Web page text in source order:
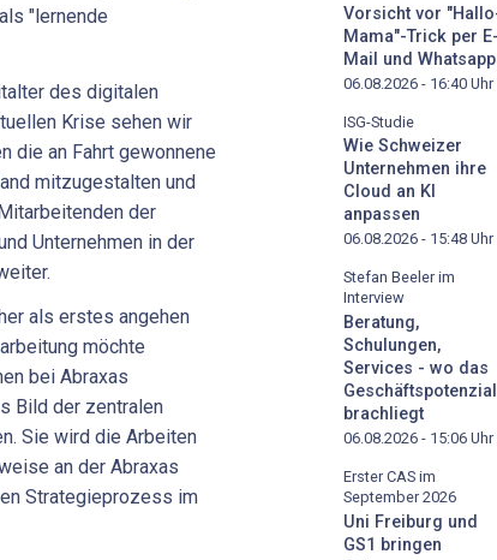
"lernende
des digitalen
Krise sehen wir
die an Fahrt gewonnene
mitzugestalten und
der
Unternehmen in der
als erstes angehen
möchte
bei Abraxas
Bild der zentralen
Sie wird die Arbeiten
an der Abraxas
Strategieprozess im
Vorsicht vor
Mama"-Trick per E-
Mail und Whatsapp
06.08.2026 - 16:40 Uhr
ISG-Studie
Wie Schweizer
Unternehmen ihre
Cloud an KI
anpassen
06.08.2026 - 15:48 Uhr
Stefan Beeler im
Interview
Beratung,
Schulungen,
Services - wo das
Geschäftspotenzial
brachliegt
06.08.2026 - 15:06 Uhr
Erster CAS im
September 2026
Uni Freiburg und
GS1 bringen